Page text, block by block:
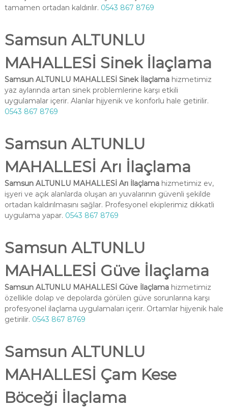
tamamen ortadan kaldırılır. 0543 867 8769
Samsun ALTUNLU
MAHALLESİ Sinek İlaçlama
Samsun ALTUNLU MAHALLESİ Sinek İlaçlamahizmetimiz
yaz aylarında artan sinek problemlerine karşı etkili
uygulamalar içerir. Alanlar hijyenik ve konforlu hale getirilir.
0543 867 8769
Samsun ALTUNLU
MAHALLESİ Arı İlaçlama
Samsun ALTUNLU MAHALLESİ Arı İlaçlamahizmetimiz ev,
işyeri ve açık alanlarda oluşan arı yuvalarının güvenli şekilde
ortadan kaldırılmasını sağlar. Profesyonel ekiplerimiz dikkatli
uygulama yapar. 0543 867 8769
Samsun ALTUNLU
MAHALLESİ Güve İlaçlama
Samsun ALTUNLU MAHALLESİ Güve İlaçlamahizmetimiz
özellikle dolap ve depolarda görülen güve sorunlarına karşı
profesyonel ilaçlama uygulamaları içerir. Ortamlar hijyenik hale
getirilir. 0543 867 8769
Samsun ALTUNLU
MAHALLESİ Çam Kese
Böceği İlaçlama